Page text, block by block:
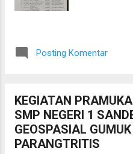
Posting Komentar
KEGIATAN
SMP NEGERI 1
GEOSPASIAL
PARANGTRITIS